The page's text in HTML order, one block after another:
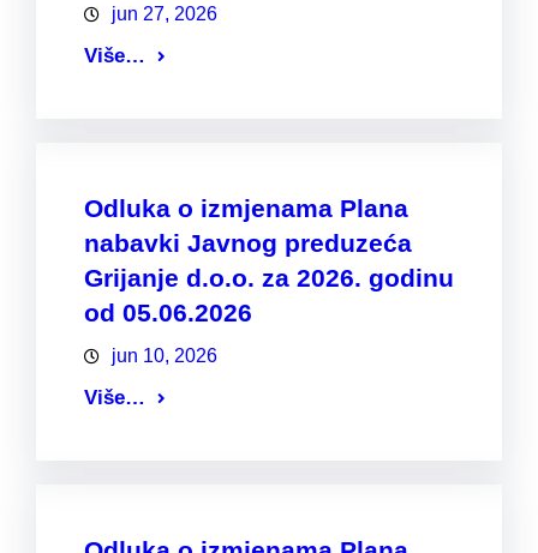
jun 27, 2026
Više…
Odluka o izmjenama Plana
nabavki Javnog preduzeća
Grijanje d.o.o. za 2026. godinu
od 05.06.2026
jun 10, 2026
Više…